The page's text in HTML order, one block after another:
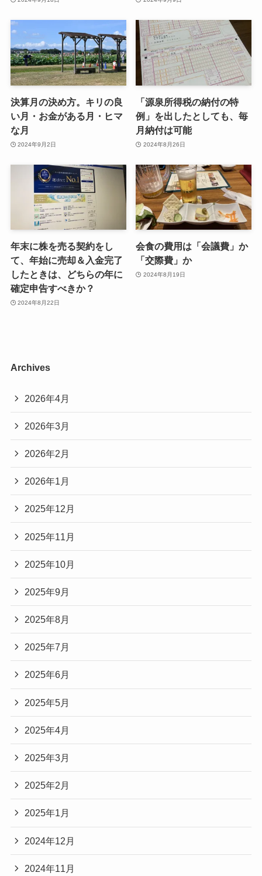
決算月の決め方。キリの良
い月・お金がある月・ヒマ
な月
2024年9月2日
「源泉所得税の納付の特
例」を出したとしても、毎
月納付は可能
2024年8月26日
年末に株を売る契約をし
て、年始に売却＆入金完了
したときは、どちらの年に
確定申告すべきか？
2024年8月22日
会食の費用は「会議費」か
「交際費」か
2024年8月19日
Archives
2026年4月
2026年3月
2026年2月
2026年1月
2025年12月
2025年11月
2025年10月
2025年9月
2025年8月
2025年7月
2025年6月
2025年5月
2025年4月
2025年3月
2025年2月
2025年1月
2024年12月
2024年11月